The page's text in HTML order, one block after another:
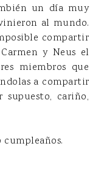
un día muy
al mundo.
compartir
y Neus el
miembros que
a compartir
cariño,